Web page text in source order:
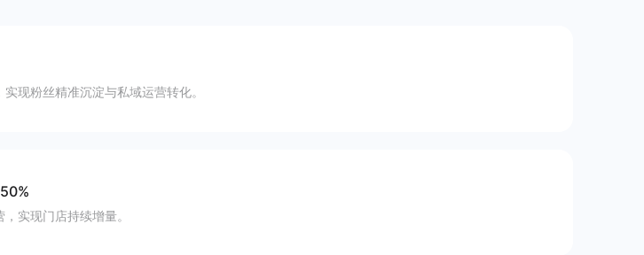
现粉丝精准沉淀与私域运营转化。
实现门店持续增量。